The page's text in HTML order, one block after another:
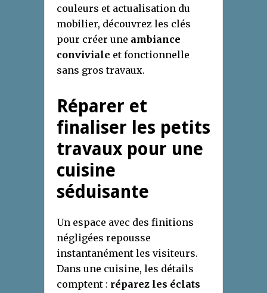
couleurs et actualisation du
mobilier, découvrez les clés
pour créer une ambiance
conviviale et fonctionnelle
sans gros travaux.
Réparer et
finaliser les petits
travaux pour une
cuisine
séduisante
Un espace avec des finitions
négligées repousse
instantanément les visiteurs.
Dans une cuisine, les détails
comptent : réparez les éclats